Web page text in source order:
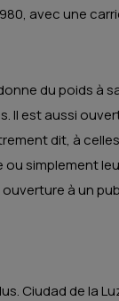
avec une
du poids à
Il est aussi
dit, à
ou simplement
à un
Ciudad de la